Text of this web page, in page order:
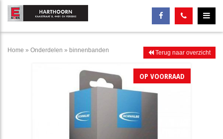
Home » Onderdelen » binnenbanden Terug naar overzicht
OP VOORRAAD